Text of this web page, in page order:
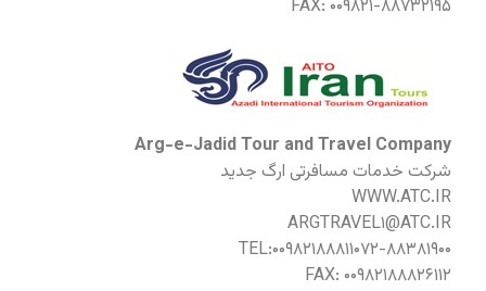
FAX: ۰۰۹۸۲۱-۸۸۷۳۲۱۹۵
Arg-e-Jadid Tour and Travel Company
شرکت خدمات مسافرتی ارگ جدید
WWW.ATC.IR
ARGTRAVEL۱@ATC.IR
TEL:۰۰۹۸۲۱۸۸۸۱۱۰۷۲-۸۸۳۸۱۹۰۰
FAX: ۰۰۹۸۲۱۸۸۸۲۶۱۱۲